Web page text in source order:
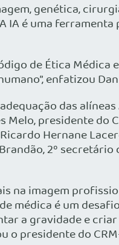
genética,
é uma ferramenta
de Ética Médica
enfatizou
das
presidente do
Hernane
2º
na imagem
médica é um
a gravidade e
o presidente do